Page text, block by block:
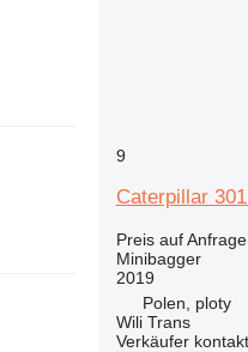
9
Caterpillar
Preis auf Anfrage
Minibagger
2019
Polen, ploty
Wili Trans
Verkäufer